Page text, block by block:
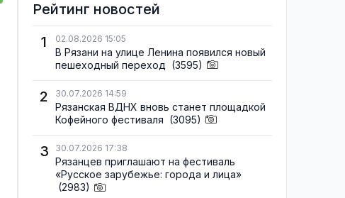
Рейтинг новостей
1
02.08.2026 15:05
В Рязани на улице Ленина появился новый
пешеходный переход (3595)
2 30.07.2026 14:59
Рязанская ВДНХ вновь станет площадкой
Кофейного фестиваля (3095)
3 30.07.2026 17:38
Рязанцев приглашают на фестиваль
«Русское зарубежье: города и лица»
(2983)